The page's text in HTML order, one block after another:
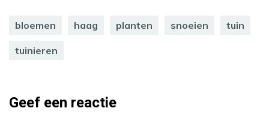
bloemen haag planten snoeien tuin
tuinieren
Geef een reactie